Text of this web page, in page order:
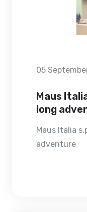
05
Maus
long
Maus Italia
adventure